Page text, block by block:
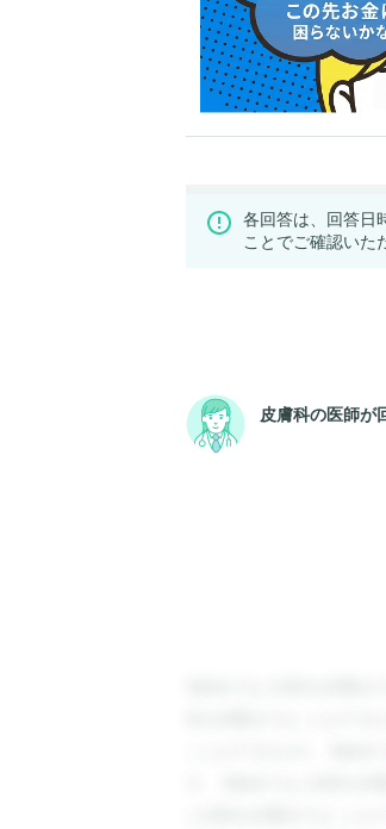
各回答は、回答日
ことでご確認いた
皮膚科の医師が
登録すると回答を閲覧
答を閲覧することがで
ことができます。登録
す。登録すると回答を
と回答を閲覧すること